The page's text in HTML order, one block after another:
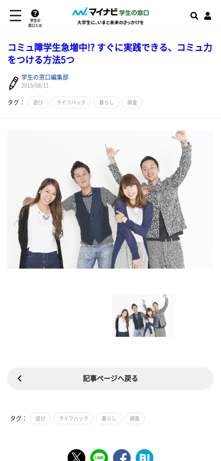
学生の
窓口とは
コミュ障学生急増中!? すぐに実践できる、コミュ力
をつける方法5つ
学生の窓口編集部
2015/08/11
タグ： 遊び ライフハック 暮らし 調査
記事ページへ戻る
タグ： 遊び ライフハック 暮らし 調査